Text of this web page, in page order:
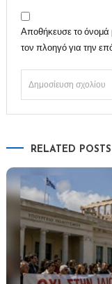
Αποθήκευσε το όνομά
τον πλοηγό για την
RELATED POSTS